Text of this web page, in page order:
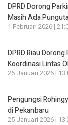
DPRD Dorong
Masih Ada
1 Februari 2026 |
DPRD Riau
Koordinasi Lintas
26 Januari 2026 |
Pengungsi
di Pekanbaru
25 Januari 2026 |